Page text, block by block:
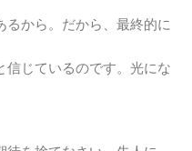
から。だから、最終的に
じているのです。光にな